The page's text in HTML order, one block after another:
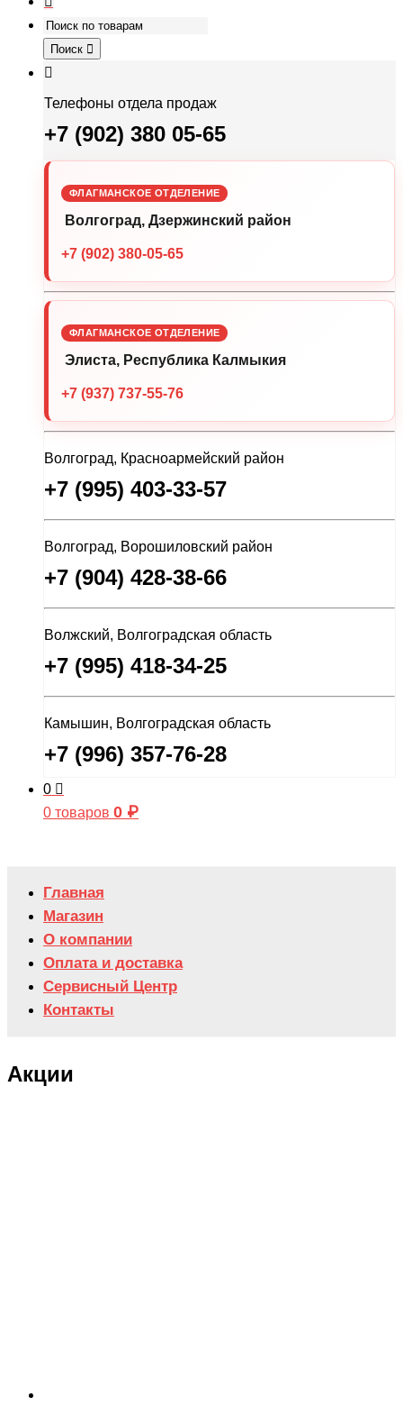
Поиск
Телефоны отдела продаж
+7 (902) 380 05-65
ФЛАГМАНСКОЕ ОТДЕЛЕНИЕ
Волгоград, Дзержинский район
+7 (902) 380-05-65
ФЛАГМАНСКОЕ ОТДЕЛЕНИЕ
Элиста, Республика Калмыкия
+7 (937) 737-55-76
Волгоград, Красноармейский район
+7 (995) 403-33-57
Волгоград, Ворошиловский район
+7 (904) 428-38-66
Волжский, Волгоградская область
+7 (995) 418-34-25
Камышин, Волгоградская область
+7 (996) 357-76-28
0
0 товаров 0 ₽
Главная
Магазин
О компании
Оплата и доставка
Сервисный Центр
Контакты
Акции